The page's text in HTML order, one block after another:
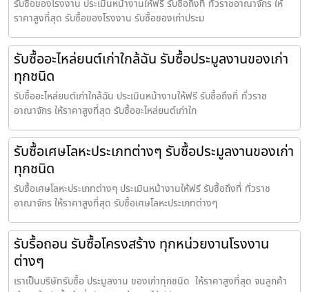
รับซื้อของโรงงาน ประเมินหน้างานให้ฟรี รับซื้อถึงที่ ทั่วราชอาณาจักร ให้
ราคาสูงที่สุด รับซื้อของโรงงาน รับซื้อของเก่าประม
รับซื้ออะไหล่ยนต์เก่าใกล้ฉัน รับซื้อประมูลงานของเก่า
ทุกชนิด
รับซื้ออะไหล่ยนต์เก่าใกล้ฉัน ประเมินหน้างานให้ฟรี รับซื้อถึงที่ ทั่วราช
อาณาจักร ให้ราคาสูงที่สุด รับซื้ออะไหล่ยนต์เก่าใก
รับซื้อเศษโลหะประเภทต่างๆ รับซื้อประมูลงานของเก่า
ทุกชนิด
รับซื้อเศษโลหะประเภทต่างๆ ประเมินหน้างานให้ฟรี รับซื้อถึงที่ ทั่วราช
อาณาจักร ให้ราคาสูงที่สุด รับซื้อเศษโลหะประเภทต่างๆ
รับรื้อถอน รับซื้อโครงสร้าง ทุกหน่วยงานโรงงาน
ต่างๆ
เราเป็นบริษัทรับซื้อ ประมูลงาน ของเก่าทุกชนิด ให้ราคาสูงที่สุด จนลูกค้า